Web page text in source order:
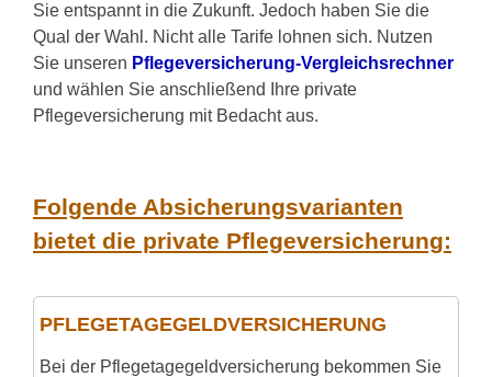
Sie entspannt in die Zukunft. Jedoch haben Sie die
Qual der Wahl. Nicht alle Tarife lohnen sich. Nutzen
Sie unseren Pflegeversicherung-Vergleichsrechner
und wählen Sie anschließend Ihre private
Pflegeversicherung mit Bedacht aus.
Folgende Absicherungsvarianten
bietet die private Pflegeversicherung:
PFLEGETAGEGELD­­VERSICHERUNG
Bei der Pflegetagegeldversicherung bekommen Sie